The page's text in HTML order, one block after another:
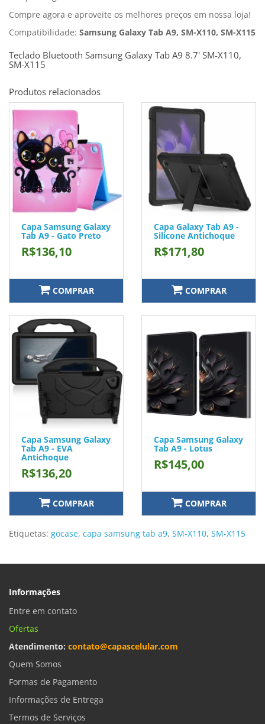
Compre agora e aproveite os melhores preços em nossa loja!
Compatibilidade: Samsung Galaxy Tab A9, SM-X110, SM-X115
Teclado Bluetooth Samsung Galaxy Tab A9 8.7' SM-X110,
SM-X115
Produtos relacionados
Capa Samsung Galaxy
Tab A9 - Gato Preto
R$136,10
COMPRAR
Capa Galaxy Tab A9 -
Silicone Antichoque
R$171,80
COMPRAR
Capa Samsung Galaxy
Tab A9 - EVA
Antichoque
R$136,20
COMPRAR
Capa Samsung Galaxy
Tab A9 - Lotus
R$145,00
COMPRAR
Etiquetas: gocase, capa samsung tab a9, SM-X110, SM-X115
Informações
Entre em contato
Ofertas
Atendimento: contato@capascelular.com
Quem Somos
Formas de Pagamento
Informações de Entrega
Termos de Serviços